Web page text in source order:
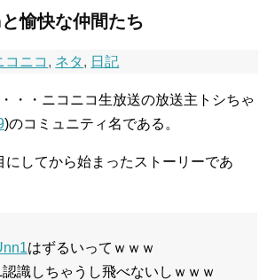
愉快な仲間たち
コニコ , ネタ, 日記
・・ニコニコ生放送の放送主トシちゃ
)のコミュニティ名である。
にしてから始まったストーリーであ
はずるいってｗｗｗ
識しちゃうし飛べないしｗｗｗ